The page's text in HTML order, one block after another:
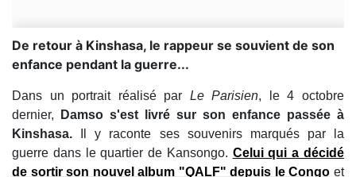
De retour à Kinshasa, le rappeur se souvient de son
enfance pendant la guerre...
Dans un portrait réalisé par Le Parisien, le 4 octobre
dernier,
Damso s'est livré sur son enfance passée à
Kinshasa. Il y raconte ses souvenirs marqués par la
guerre dans le quartier de Kansongo. Celui qui a décidé
de sortir son nouvel album "QALF" depuis le Congo et